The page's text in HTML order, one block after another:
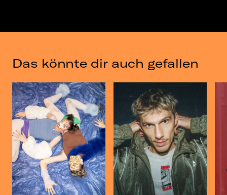
Das könnte dir auch gefallen